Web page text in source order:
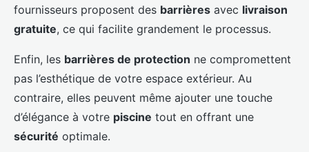
fournisseurs proposent des barrières avec livraison
gratuite, ce qui facilite grandement le processus.
Enfin, les barrières de protection ne compromettent
pas l’esthétique de votre espace extérieur. Au
contraire, elles peuvent même ajouter une touche
d’élégance à votre piscine tout en offrant une
sécurité optimale.